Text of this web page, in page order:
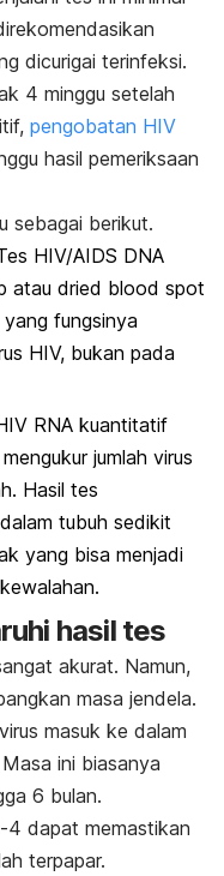
dicurigai terinfeksi.
4 minggu setelah
pengobatan HIV
hasil pemeriksaan
sebagai berikut.
HIV/AIDS DNA
atau dried blood spot
fungsinya
HIV, bukan pada
RNA kuantitatif
jumlah virus
Hasil tes
tubuh sedikit
yang bisa menjadi
hasil tes
akurat. Namun,
masa jendela.
masuk ke dalam
ini biasanya
6 bulan.
4 dapat memastikan
terpapar.